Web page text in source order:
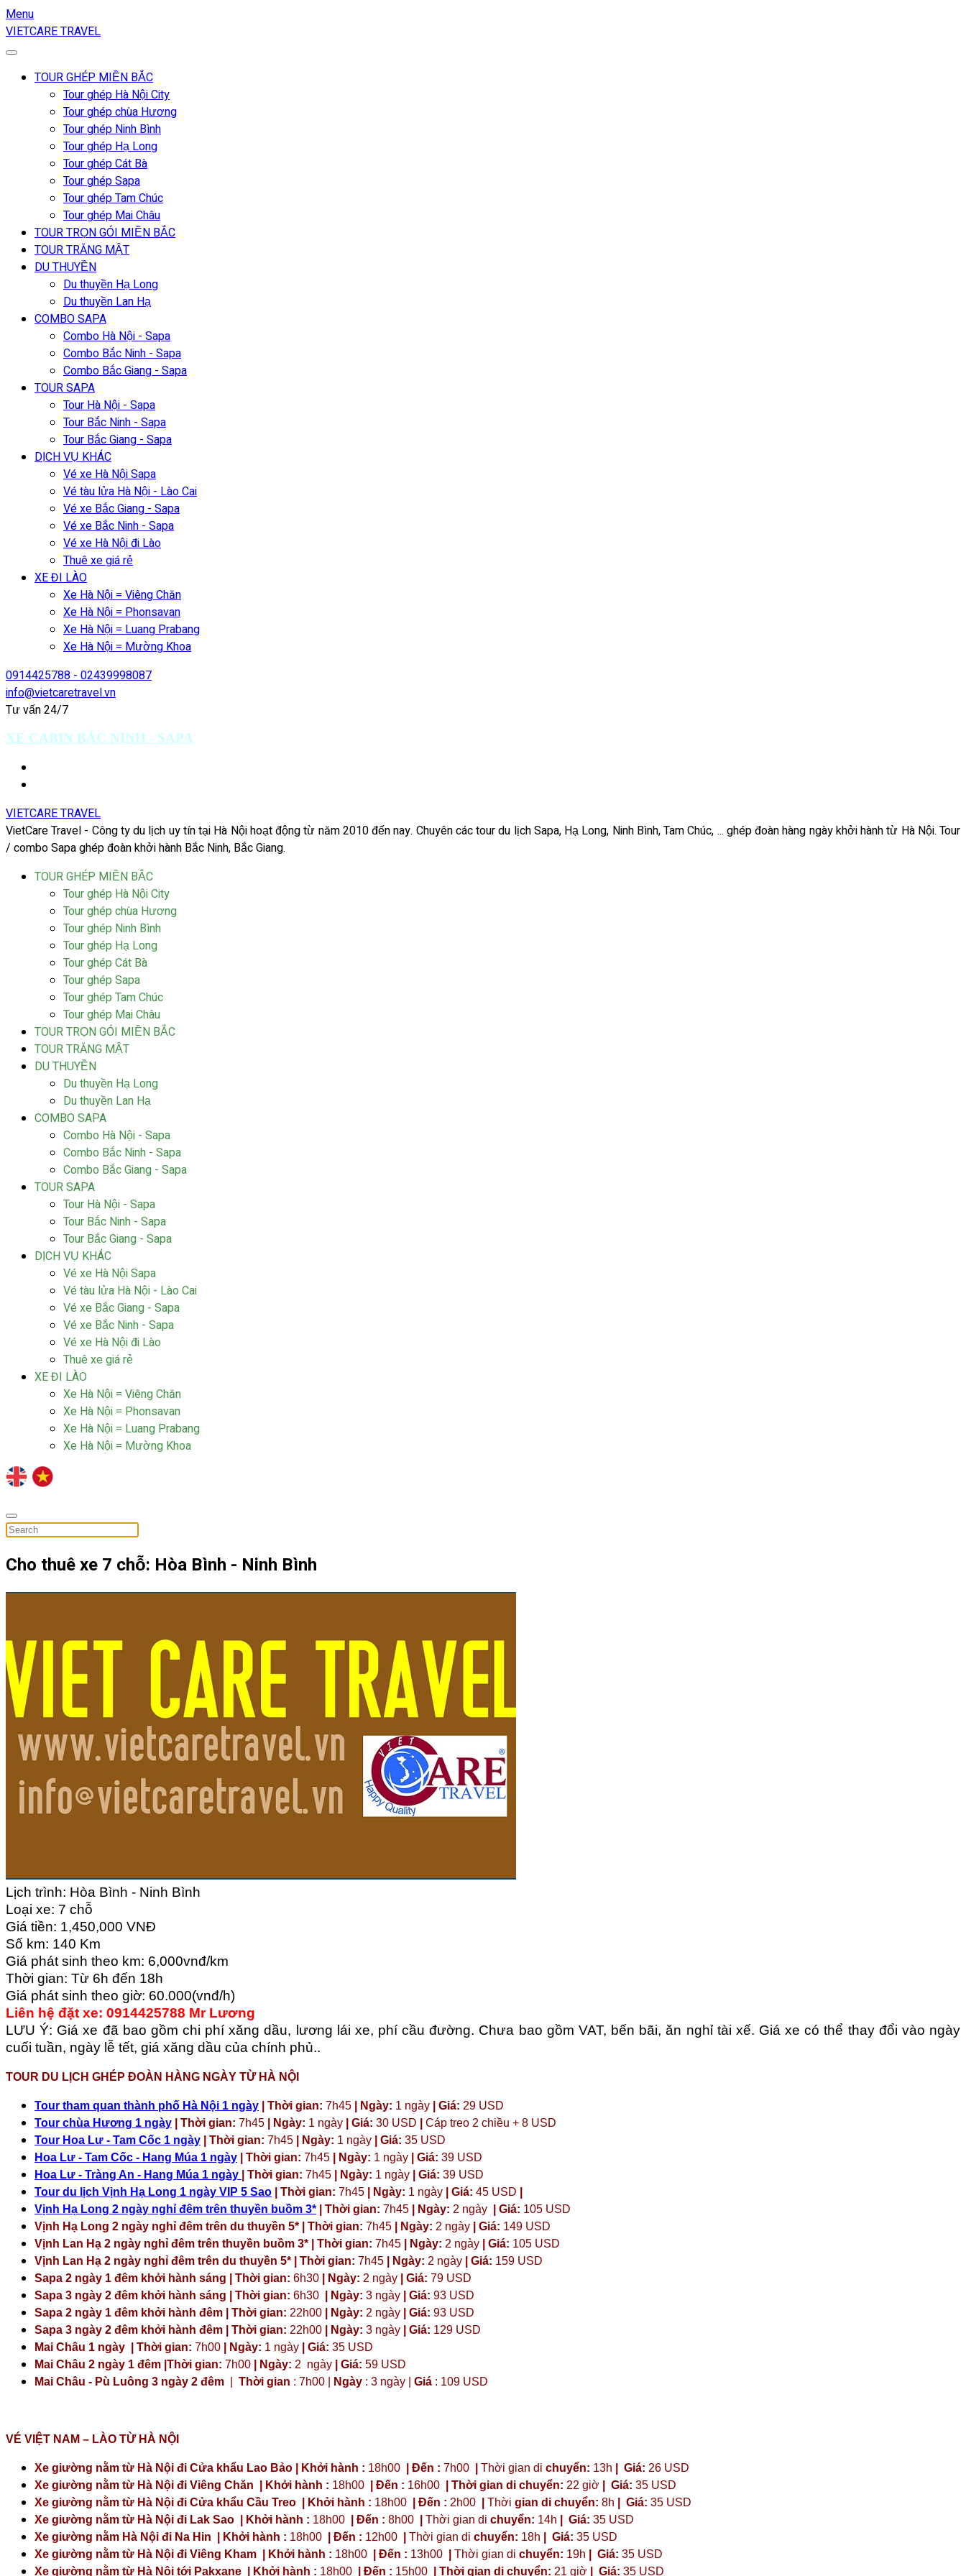
Menu
VIETCARE TRAVEL
TOUR GHÉP MIỀN BẮC
Tour ghép Hà Nội City
Tour ghép chùa Hương
Tour ghép Ninh Bình
Tour ghép Hạ Long
Tour ghép Cát Bà
Tour ghép Sapa
Tour ghép Tam Chúc
Tour ghép Mai Châu
TOUR TRỌN GÓI MIỀN BẮC
TOUR TRĂNG MẬT
DU THUYỀN
Du thuyền Hạ Long
Du thuyền Lan Hạ
COMBO SAPA
Combo Hà Nội - Sapa
Combo Bắc Ninh - Sapa
Combo Bắc Giang - Sapa
TOUR SAPA
Tour Hà Nội - Sapa
Tour Bắc Ninh - Sapa
Tour Bắc Giang - Sapa
DỊCH VỤ KHÁC
Vé xe Hà Nội Sapa
Vé tàu lửa Hà Nội - Lào Cai
Vé xe Bắc Giang - Sapa
Vé xe Bắc Ninh - Sapa
Vé xe Hà Nội đi Lào
Thuê xe giá rẻ
XE ĐI LÀO
Xe Hà Nội = Viêng Chăn
Xe Hà Nội = Phonsavan
Xe Hà Nội = Luang Prabang
Xe Hà Nội = Mường Khoa
0914425788 - 02439998087
info@vietcaretravel.vn
Tư vấn 24/7
XE CABIN BẮC NINH - SAPA
VIETCARE TRAVEL
VietCare Travel - Công ty du lịch uy tín tại Hà Nội hoạt động từ năm 2010 đến nay. Chuyên các tour du lịch Sapa, Hạ Long, Ninh Bình, Tam Chúc, ... ghép đoàn hàng ngày khởi hành từ Hà Nội. Tour
/ combo Sapa ghép đoàn khởi hành Bắc Ninh, Bắc Giang.
TOUR GHÉP MIỀN BẮC
Tour ghép Hà Nội City
Tour ghép chùa Hương
Tour ghép Ninh Bình
Tour ghép Hạ Long
Tour ghép Cát Bà
Tour ghép Sapa
Tour ghép Tam Chúc
Tour ghép Mai Châu
TOUR TRỌN GÓI MIỀN BẮC
TOUR TRĂNG MẬT
DU THUYỀN
Du thuyền Hạ Long
Du thuyền Lan Hạ
COMBO SAPA
Combo Hà Nội - Sapa
Combo Bắc Ninh - Sapa
Combo Bắc Giang - Sapa
TOUR SAPA
Tour Hà Nội - Sapa
Tour Bắc Ninh - Sapa
Tour Bắc Giang - Sapa
DỊCH VỤ KHÁC
Vé xe Hà Nội Sapa
Vé tàu lửa Hà Nội - Lào Cai
Vé xe Bắc Giang - Sapa
Vé xe Bắc Ninh - Sapa
Vé xe Hà Nội đi Lào
Thuê xe giá rẻ
XE ĐI LÀO
Xe Hà Nội = Viêng Chăn
Xe Hà Nội = Phonsavan
Xe Hà Nội = Luang Prabang
Xe Hà Nội = Mường Khoa
Cho thuê xe 7 chỗ: Hòa Bình - Ninh Bình
Lịch trình: Hòa Bình - Ninh Bình
Loại xe: 7 chỗ
Giá tiền: 1,450,000 VNĐ
Số km: 140 Km
Giá phát sinh theo km: 6,000vnđ/km
Thời gian: Từ 6h đến 18h
Giá phát sinh theo giờ: 60.000(vnđ/h)
Liên hệ đặt xe: 0914425788 Mr Lương
LƯU Ý: Giá xe đã bao gồm chi phí xăng dầu, lương lái xe, phí cầu đường. Chưa bao gồm VAT, bến bãi, ăn nghỉ tài xế. Giá xe có thể thay đổi vào ngày
cuối tuần, ngày lễ tết, giá xăng dầu của chính phủ..
TOUR DU LỊCH GHÉP ĐOÀN HÀNG NGÀY TỪ HÀ NỘI
Tour tham quan thành phố Hà Nội 1 ngày | Thời gian: 7h45 | Ngày: 1 ngày | Giá: 29 USD
Tour chùa Hương 1 ngày | Thời gian: 7h45 | Ngày: 1 ngày | Giá: 30 USD
Cáp treo 2 chiều + 8 USD
Tour Hoa Lư - Tam Cốc 1 ngày | Thời gian: 7h45 | Ngày: 1 ngày | Giá: 35 USD
Hoa Lư - Tam Cốc - Hang Múa 1 ngày | Thời gian: 7h45 | Ngày: 1 ngày | Giá: 39 USD
Hoa Lư - Tràng An - Hang Múa 1 ngày
| Thời gian: 7h45 | Ngày: 1 ngày | Giá: 39 USD
Tour du lịch Vịnh Hạ Long 1 ngày VIP 5 Sao | Thời gian: 7h45 | Ngày: 1 ngày | Giá: 45 USD
Vịnh Hạ Long 2 ngày nghỉ đêm trên thuyền buồm 3* | Thời gian: 7h45 | Ngày: 2 ngày | Giá: 105 USD
Vịnh Hạ Long 2 ngày nghỉ đêm trên du thuyền 5* | Thời gian: 7h45 | Ngày: 2 ngày | Giá: 149 USD
Vịnh Lan Hạ 2 ngày nghỉ đêm trên thuyền buồm 3* | Thời gian: 7h45 | Ngày: 2 ngày | Giá: 105 USD
Vịnh Lan Hạ 2 ngày nghỉ đêm trên du thuyền 5* | Thời gian: 7h45 | Ngày: 2 ngày | Giá: 159 USD
Sapa 2 ngày 1 đêm khởi hành sáng | Thời gian: 6h30 | Ngày: 2 ngày | Giá: 79 USD
Sapa 3 ngày 2 đêm khởi hành sáng | Thời gian: 6h30 | Ngày: 3 ngày | Giá: 93 USD
Sapa 2 ngày 1 đêm khởi hành đêm | Thời gian: 22h00 | Ngày: 2 ngày | Giá: 93 USD
Sapa 3 ngày 2 đêm khởi hành đêm | Thời gian: 22h00 | Ngày: 3 ngày | Giá: 129 USD
Mai Châu 1 ngày | Thời gian: 7h00 | Ngày: 1 ngày | Giá: 35 USD
Mai Châu 2 ngày 1 đêm |Thời gian: 7h00 | Ngày: 2 ngày Giá: 59 USD
Mai Châu - Pù Luông 3 ngày 2 đêm
Thời gian : 7h00 | Ngày : 3 ngày | Giá : 109 USD
VÉ VIỆT NAM – LÀO TỪ HÀ NỘI
Xe giường nằm từ Hà Nội đi Cửa khẩu Lao Bảo | Khởi hành : 18h00 | Đến : 7h00 Thời gian di chuyển: 13h Giá: 26 USD
Xe giường nằm từ Hà Nội đi Viêng Chăn | Khởi hành : 18h00 | Đến : 16h00 | Thời gian di chuyển: 22 giờ | Giá: 35 USD
Xe giường nằm từ Hà Nội đi Cửa khẩu Cầu Treo | Khởi hành : 18h00 | Đến : 2h00 Thời gian di chuyển: 8h Giá: 35 USD
Xe giường nằm từ Hà Nội đi Lak Sao | Khởi hành : 18h00 | Đến : 8h00 Thời gian di chuyển: 14h Giá: 35 USD
Xe giường nằm Hà Nội đi Na Hin | Khởi hành : 18h00 | Đến : 12h00 Thời gian di chuyển: 18h Giá: 35 USD
Xe giường nằm từ Hà Nội đi Viêng Kham | Khởi hành : 18h00 | Đến : 13h00 Thời gian di chuyển: 19h Giá: 35 USD
Xe giường nằm từ Hà Nội tới Pakxane | Khởi hành : 18h00 | Đến : 15h00 | Thời gian di chuyển: 21 giờ | Giá: 35 USD